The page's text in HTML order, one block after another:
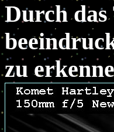
Durch
zu